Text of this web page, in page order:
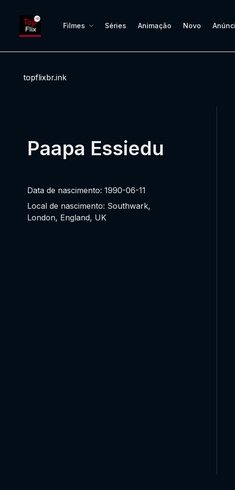
Filmes Séries Animação Novo
topflixbr.ink
Paapa Essiedu
Data de nascimento: 1990-06-11
Local de nascimento: Southwark,
London, England, UK